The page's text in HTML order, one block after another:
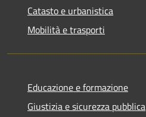
Catasto e urbanistica
Mobilità e trasporti
Educazione e formazione
Giustizia e sicurezza pubblica